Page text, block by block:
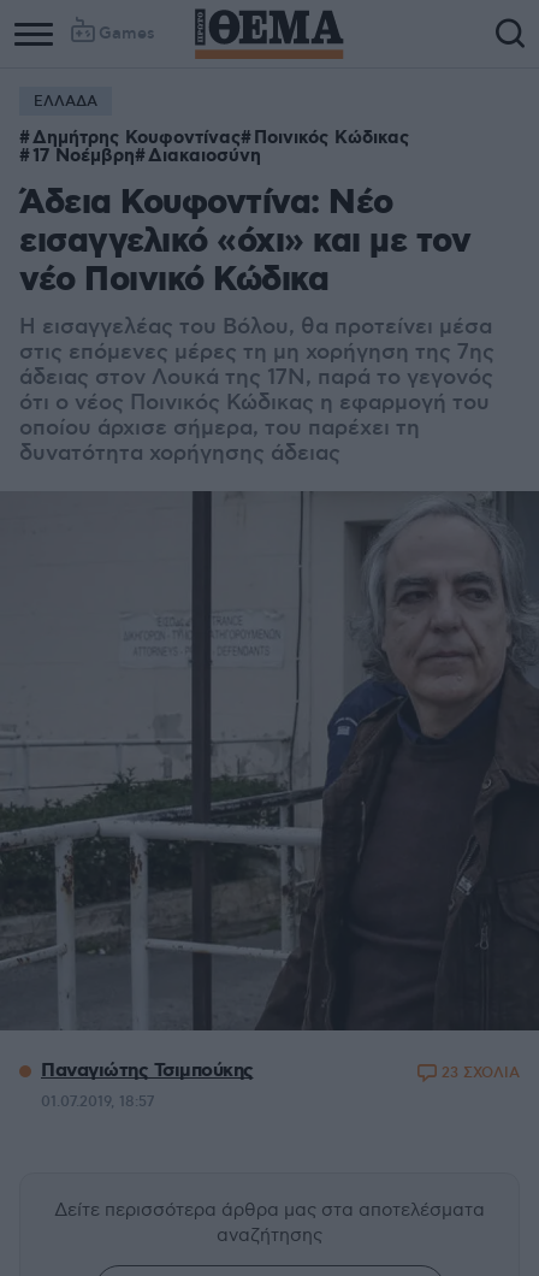
Games
ΕΛΛΑΔΑ
Δημήτρης Κουφοντίνας Ποινικός Κώδικας
17 Νοέμβρη Διακαιοσύνη
Άδεια Κουφοντίνα: Νέο
εισαγγελικό «όχι» και με τον
νέο Ποινικό Κώδικα
Η εισαγγελέας του Βόλου, θα προτείνει μέσα
στις επόμενες μέρες τη μη χορήγηση της 7ης
άδειας στον Λουκά της 17Ν, παρά το γεγονός
ότι ο νέος Ποινικός Κώδικας η εφαρμογή του
οποίου άρχισε σήμερα, του παρέχει τη
δυνατότητα χορήγησης άδειας
Παναγιώτης Τσιμπούκης
01.07.2019, 18:57
23 ΣΧΟΛΙΑ
Δείτε περισσότερα άρθρα μας στα αποτελέσματα
αναζήτησης